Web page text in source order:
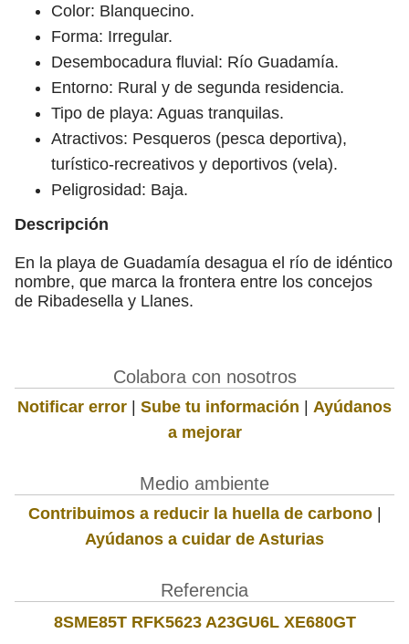
Color: Blanquecino.
Forma: Irregular.
Desembocadura fluvial: Río Guadamía.
Entorno: Rural y de segunda residencia.
Tipo de playa: Aguas tranquilas.
Atractivos: Pesqueros (pesca deportiva),
turístico-recreativos y deportivos (vela).
Peligrosidad: Baja.
Descripción
En la playa de Guadamía desagua el río de idéntico
nombre, que marca la frontera entre los concejos
de Ribadesella y Llanes.
Colabora con nosotros
Notificar error | Sube tu información | Ayúdanos
a mejorar
Medio ambiente
Contribuimos a reducir la huella de carbono|
Ayúdanos a cuidar de Asturias
Referencia
8SME85T RFK5623 A23GU6L XE680GT